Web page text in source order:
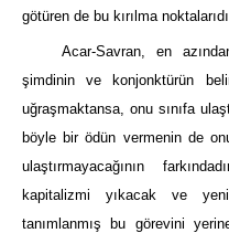
götüren de bu kırılma
Acar-Savran, en
şimdinin ve konjonktürün
uğraşmaktansa, onu sınıfa
böyle bir ödün vermenin de
ulaştırmayacağının
kapitalizmi yıkacak ve
tanımlanmış bu görevini